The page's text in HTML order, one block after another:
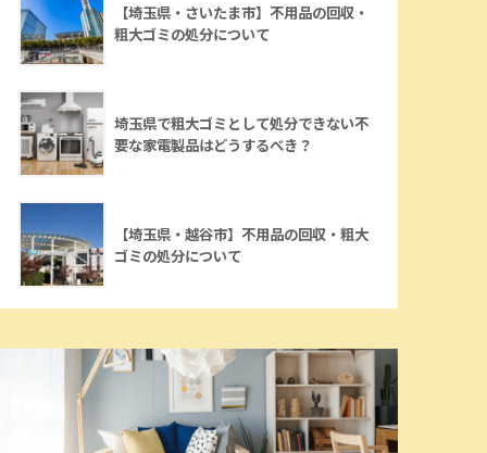
【埼玉県・さいたま市】不用品の回収・
粗大ゴミの処分について
埼玉県で粗大ゴミとして処分できない不
要な家電製品はどうするべき？
【埼玉県・越谷市】不用品の回収・粗大
ゴミの処分について